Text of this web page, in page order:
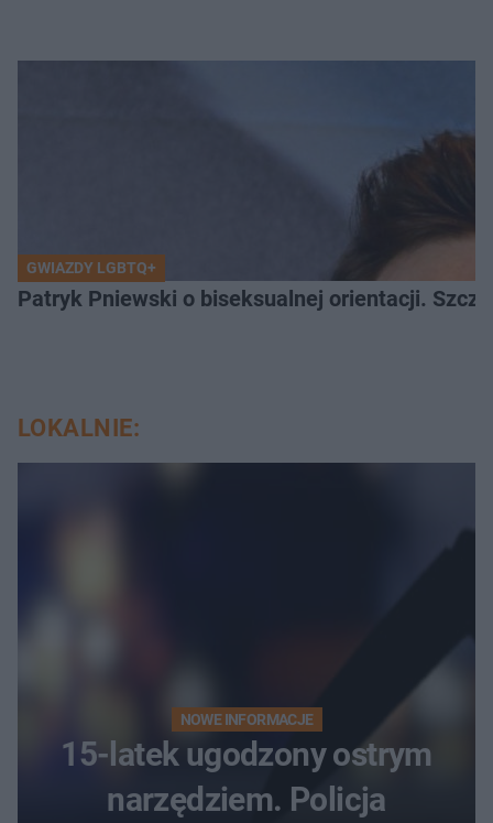
GWIAZDY LGBTQ+
Patryk Pniewski o biseksualnej orientacji.
LOKALNIE:
NOWE INFORMACJE
15-latek ugodzony ostrym
narzędziem. Policja